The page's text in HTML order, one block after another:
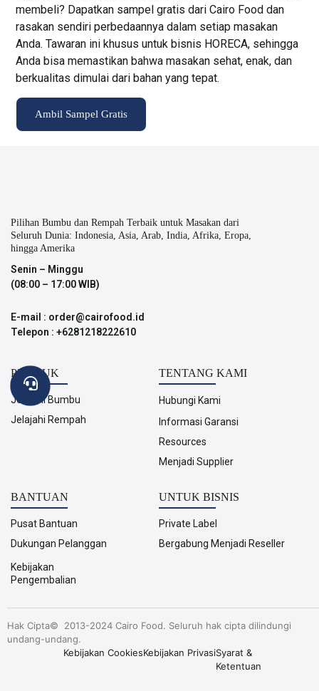
membeli? Dapatkan sampel gratis dari Cairo Food dan
rasakan sendiri perbedaannya dalam setiap masakan
Anda. Tawaran ini khusus untuk bisnis HORECA, sehingga
Anda bisa memastikan bahwa masakan sehat, enak, dan
berkualitas dimulai dari bahan yang tepat.
Ambil Sampel Gratis
Pilihan Bumbu dan Rempah Terbaik untuk Masakan dari
Seluruh Dunia: Indonesia, Asia, Arab, India, Afrika, Eropa,
hingga Amerika
Senin – Minggu
(08:00 – 17:00 WIB)
E-mail : order@cairofood.id
Telepon : +6281218222610
PRODUK
Jelajahi Bumbu
Jelajahi Rempah
TENTANG KAMI
Hubungi Kami
Informasi Garansi
Resources
Menjadi Supplier
BANTUAN
Pusat Bantuan
Dukungan Pelanggan
Kebijakan
Pengembalian
UNTUK BISNIS
Private Label
Bergabung Menjadi Reseller
Hak Cipta© 2013-2024 Cairo Food. Seluruh hak cipta dilindungi
undang-undang.
Kebijakan CookiesKebijakan PrivasiSyarat &
Ketentuan